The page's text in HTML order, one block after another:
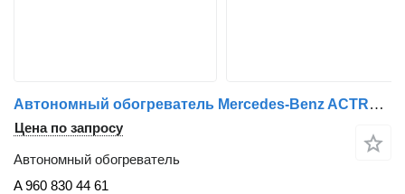
Автономный обогреватель Mercedes-Benz ACTROS STANDKACHEL EURO 5 A 960 830 44 61 для грузовика
Цена по запросу
Автономный обогреватель
A 960 830 44 61